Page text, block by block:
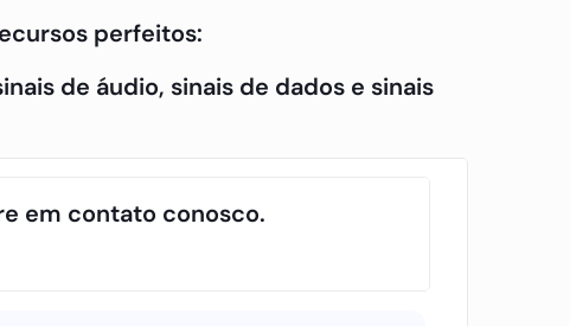
perfeitos:
de áudio, sinais de dados e sinais
em contato conosco.